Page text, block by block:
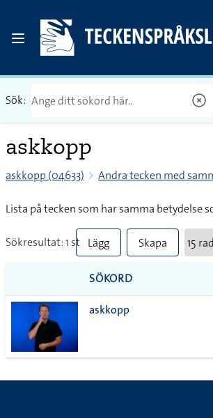
Sök:
askkopp
askkopp (04633) Andra tecken med
Lista på tecken som har samma betydelse
Sökresultat: 1 st Lägg
till
alla i
Skapa
SÖKORD
askkopp